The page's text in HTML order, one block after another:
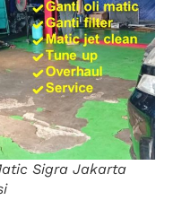
Sigra Jakarta